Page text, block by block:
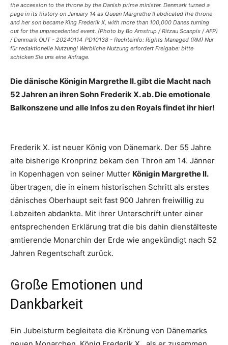
the accession to the throne by the Danish prime minister. Denmark turned a
page in its history on January 14 as Queen Margrethe II abdicated the throne
and her son became King Frederik X, with more than 100,000 Danes turning
out for the unprecedented event. (Photo by Bo Amstrup / Ritzau Scanpix / AFP)
/ Denmark OUT - 20240114_PD10138 - Rechteinfo: Rights Managed (RM) Nur
für redaktionelle Nutzung! Werbliche Nutzung erfordert Freigabe: bitte
schicken Sie uns eine Anfrage.
Die dänische Königin Margrethe II. gibt die Macht nach
52 Jahren an ihren Sohn Frederik X. ab. Die emotionale
Balkonszene und alle Infos zu den Royals findet ihr hier!
Frederik X. ist neuer König von Dänemark. Der 55 Jahre
alte bisherige Kronprinz bekam den Thron am 14. Jänner
in Kopenhagen von seiner Mutter Königin Margrethe II.
übertragen, die in einem historischen Schritt als erstes
dänisches Oberhaupt seit fast 900 Jahren freiwillig zu
Lebzeiten abdankte. Mit ihrer Unterschrift unter einer
entsprechenden Erklärung trat die bis dahin dienstälteste
amtierende Monarchin der Erde wie angekündigt nach 52
Jahren Regentschaft zurück.
Große Emotionen und
Dankbarkeit
Ein Jubelsturm begleitete die Krönung von Dänemarks